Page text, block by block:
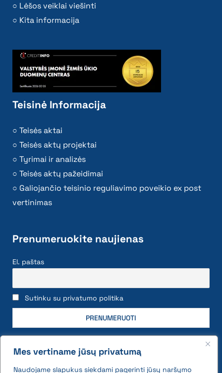
Mes vertiname jūsų privatumą
Naudojame slapukus siekdami pagerinti jūsų naršymo
Lėšos veiklai viešinti
Kita informacija
Teisinė Informacija
Teisės aktai
Teisės aktų projektai
Tyrimai ir analizės
Teisės aktų pažeidimai
Galiojančio teisinio reguliavimo poveikio ex post
vertinimas
Prenumeruokite naujienas
El. paštas
Sutinku su privatumo politika